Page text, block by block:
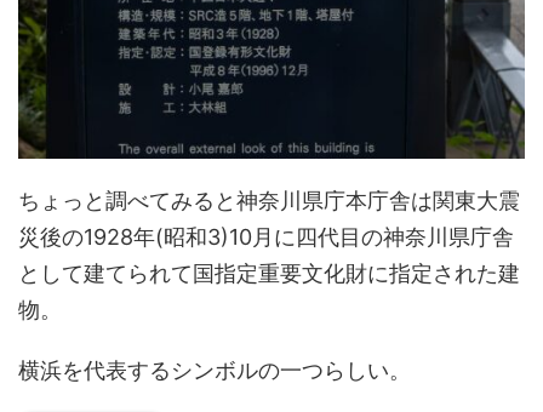
ちょっと調べてみると神奈川県庁本庁舎は関東大震
災後の1928年(昭和3)10月に四代目の神奈川県庁舎
として建てられて国指定重要文化財に指定された建
物。
横浜を代表するシンボルの一つらしい。